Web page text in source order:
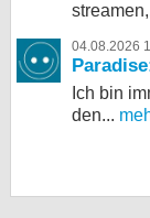
04.08.2026
Ich bin
den...